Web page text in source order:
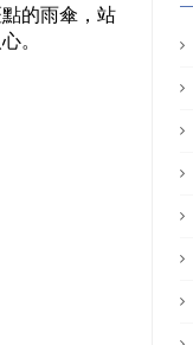
的雨傘，站
。